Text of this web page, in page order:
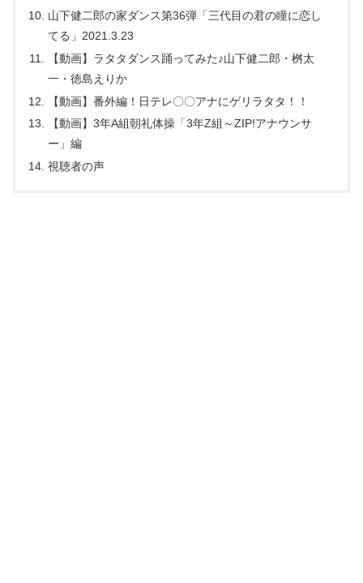
山下健二郎の家ダンス第36弾「三代目の君の瞳に恋し
てる」2021.3.23
【動画】ラタタダンス踊ってみた♪山下健二郎・桝太
一・徳島えりか
【動画】番外編！日テレ〇〇アナにゲリラタタ！！
【動画】3年A組朝礼体操「3年Z組～ZIP!アナウンサ
ー」編
視聴者の声